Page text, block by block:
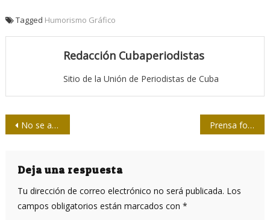
Tagged Humorismo Gráfico
Redacción Cubaperiodistas
Sitio de la Unión de Periodistas de Cuba
Navegación
entradas
No se atrevan a medir nuestro desarrollo por una guía de teléfonos Prensa foránea resalta Revista Militar y marcha combatiente
Deja una respuesta
Tu dirección de correo electrónico no será publicada. Los
campos obligatorios están marcados con *